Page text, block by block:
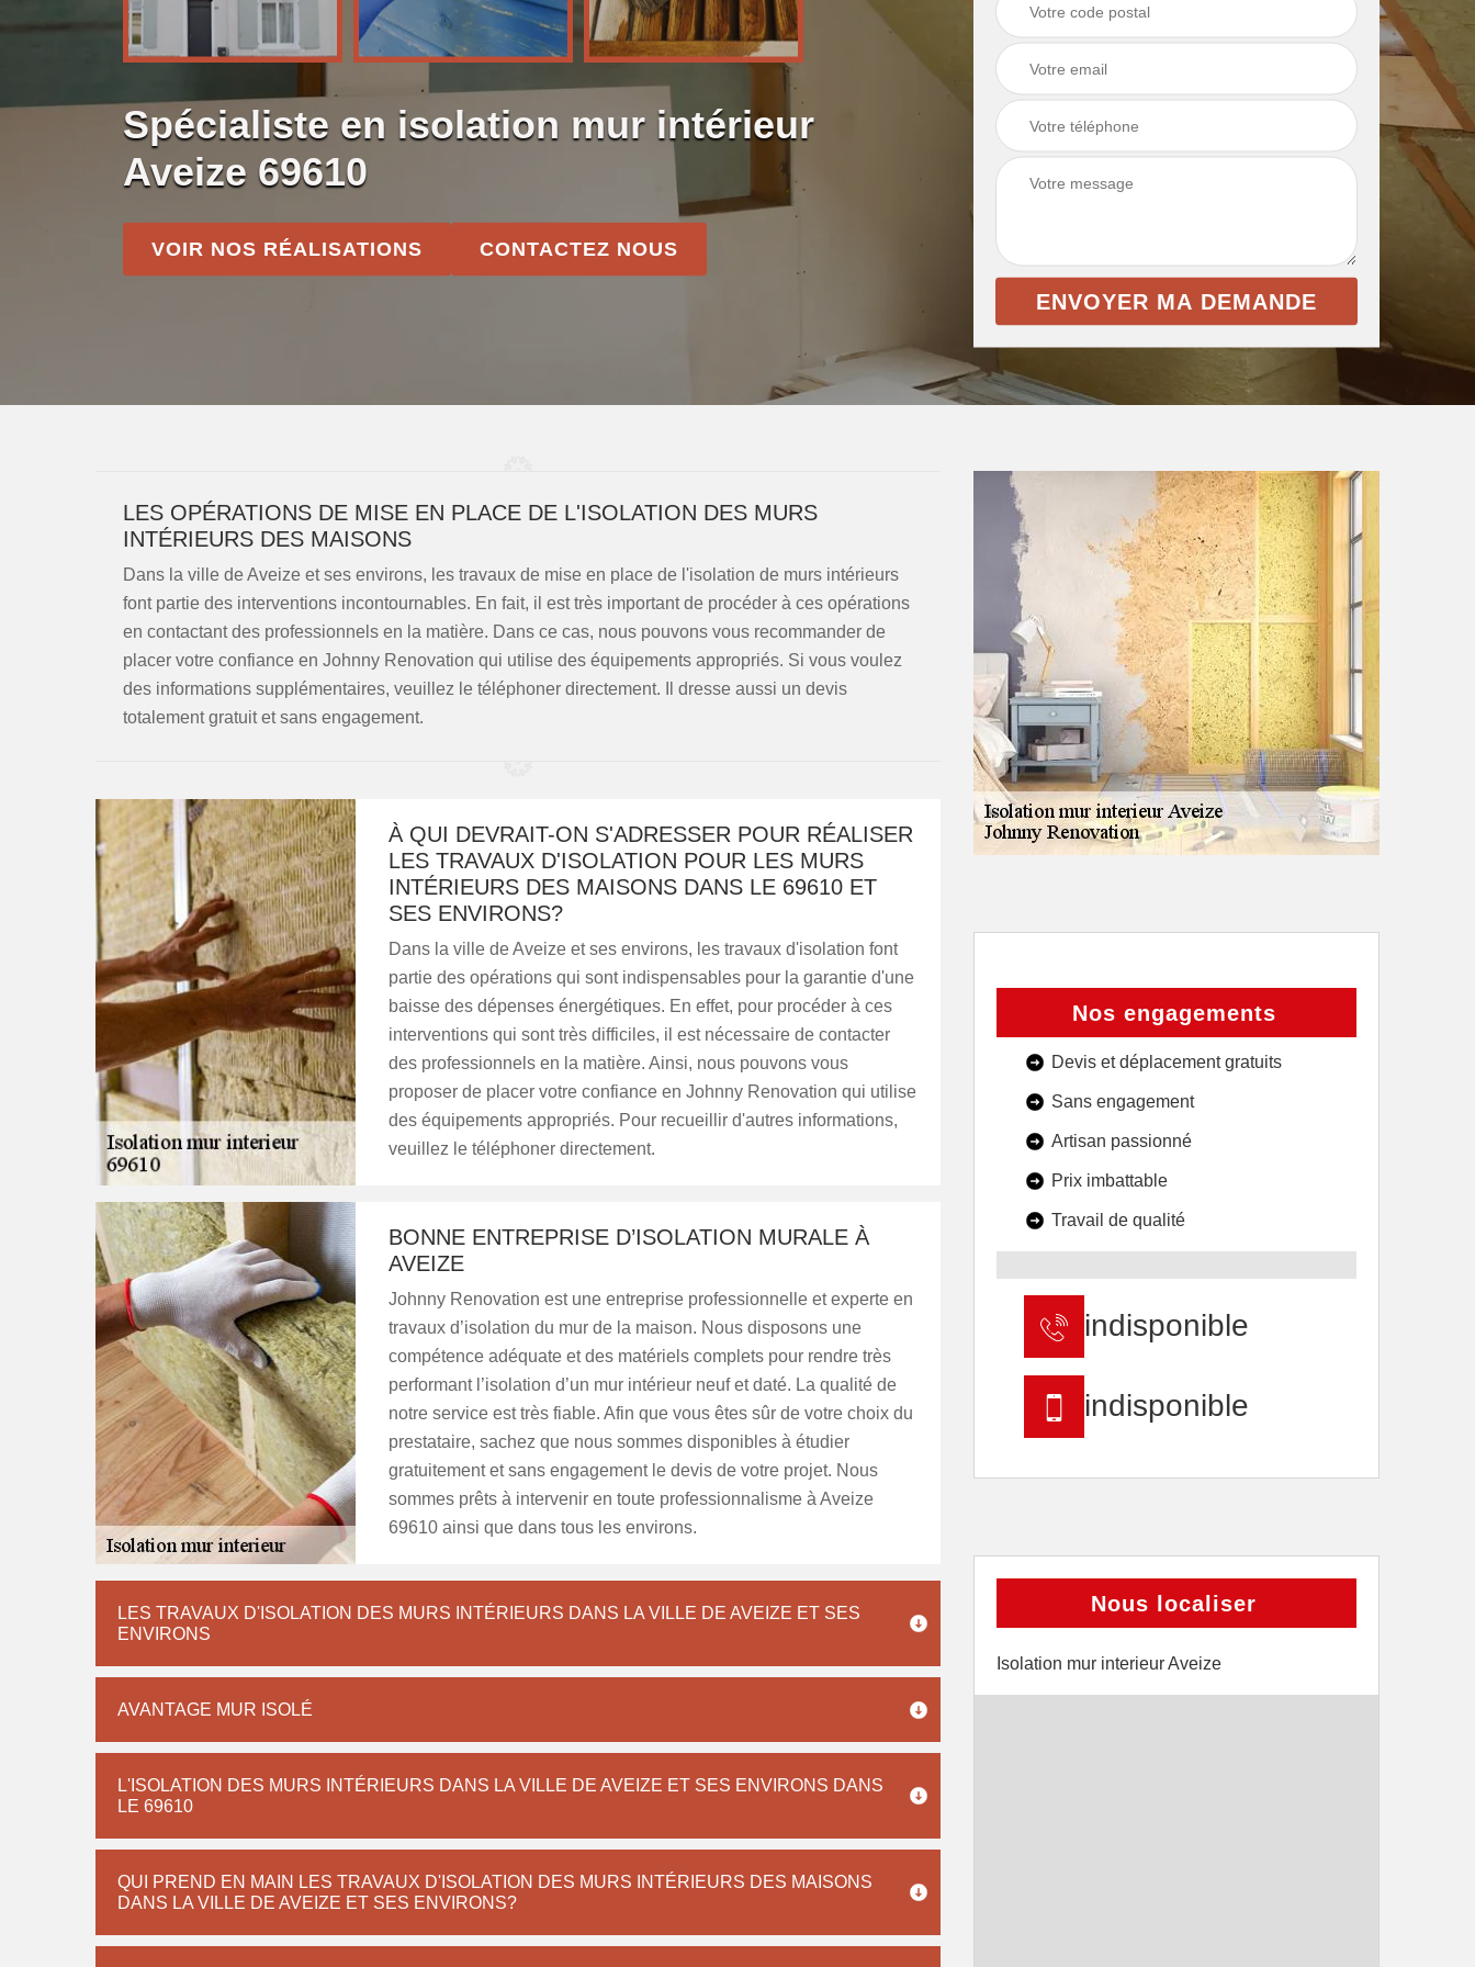
Spécialiste en isolation mur intérieur
Aveize 69610
VOIR NOS RÉALISATIONS CONTACTEZ NOUS
LES OPÉRATIONS DE MISE EN PLACE DE L'ISOLATION DES MURS
INTÉRIEURS DES MAISONS
Dans la ville de Aveize et ses environs, les travaux de mise en place de l'isolation de murs intérieurs
font partie des interventions incontournables. En fait, il est très important de procéder à ces opérations
en contactant des professionnels en la matière. Dans ce cas, nous pouvons vous recommander de
placer votre confiance en Johnny Renovation qui utilise des équipements appropriés. Si vous voulez
des informations supplémentaires, veuillez le téléphoner directement. Il dresse aussi un devis
totalement gratuit et sans engagement.
À QUI DEVRAIT-ON S'ADRESSER POUR RÉALISER
LES TRAVAUX D'ISOLATION POUR LES MURS
INTÉRIEURS DES MAISONS DANS LE 69610 ET
SES ENVIRONS?
Dans la ville de Aveize et ses environs, les travaux d'isolation font
partie des opérations qui sont indispensables pour la garantie d'une
baisse des dépenses énergétiques. En effet, pour procéder à ces
interventions qui sont très difficiles, il est nécessaire de contacter
des professionnels en la matière. Ainsi, nous pouvons vous
proposer de placer votre confiance en Johnny Renovation qui utilise
des équipements appropriés. Pour recueillir d'autres informations,
veuillez le téléphoner directement.
BONNE ENTREPRISE D’ISOLATION MURALE À
AVEIZE
Johnny Renovation est une entreprise professionnelle et experte en
travaux d’isolation du mur de la maison. Nous disposons une
compétence adéquate et des matériels complets pour rendre très
performant l’isolation d’un mur intérieur neuf et daté. La qualité de
notre service est très fiable. Afin que vous êtes sûr de votre choix du
prestataire, sachez que nous sommes disponibles à étudier
gratuitement et sans engagement le devis de votre projet. Nous
sommes prêts à intervenir en toute professionnalisme à Aveize
69610 ainsi que dans tous les environs.
LES TRAVAUX D'ISOLATION DES MURS INTÉRIEURS DANS LA VILLE DE AVEIZE ET SES
ENVIRONS
AVANTAGE MUR ISOLÉ
L'ISOLATION DES MURS INTÉRIEURS DANS LA VILLE DE AVEIZE ET SES ENVIRONS DANS
LE 69610
QUI PREND EN MAIN LES TRAVAUX D'ISOLATION DES MURS INTÉRIEURS DES MAISONS
DANS LA VILLE DE AVEIZE ET SES ENVIRONS?
Nos engagements
Devis et déplacement gratuits
Sans engagement
Artisan passionné
Prix imbattable
Travail de qualité
indisponible
indisponible
Nous localiser
Isolation mur interieur Aveize